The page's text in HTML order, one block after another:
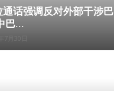
通话强调反对外部干涉巴
巴...
7月30日